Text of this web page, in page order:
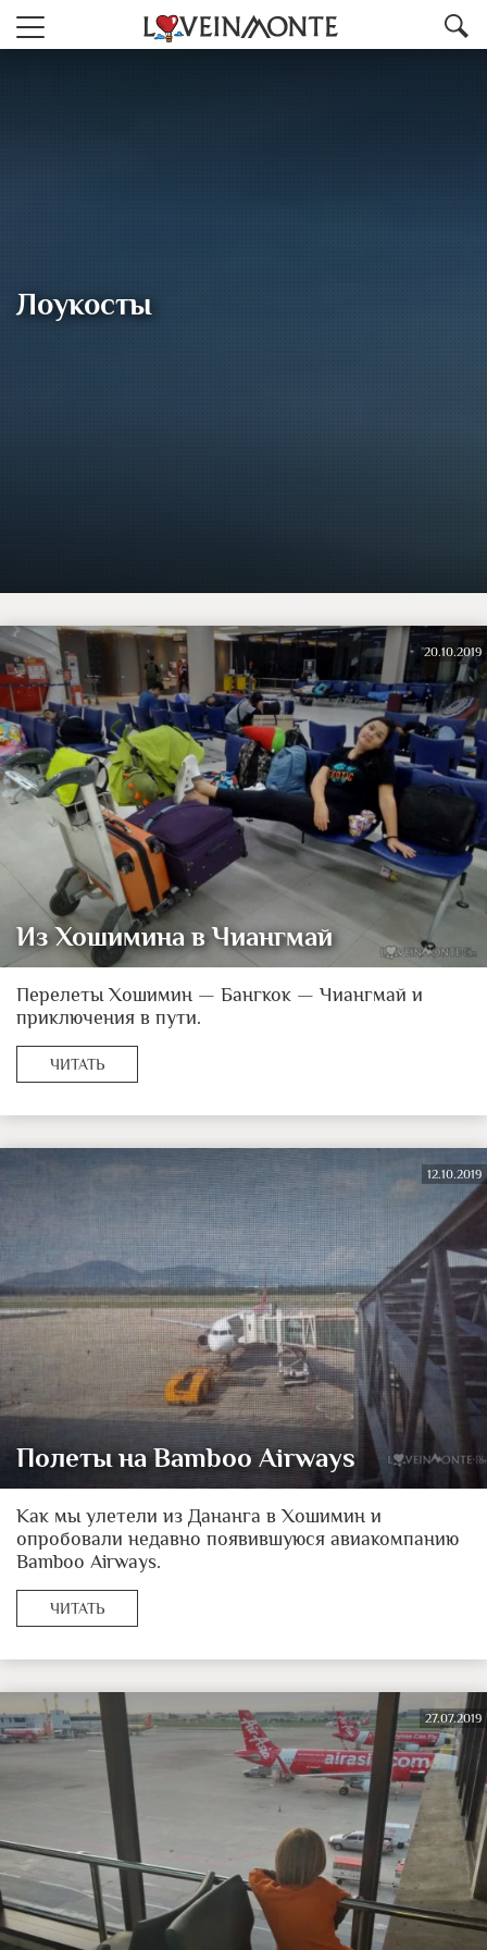
Лоукосты
20.10.2019
Из Хошимина в Чиангмай
Перелеты Хошимин — Бангкок — Чиангмай и
приключения в пути.
ЧИТАТЬ
12.10.2019
Полеты на Bamboo Airways
Как мы улетели из Дананга в Хошимин и
опробовали недавно появившуюся авиакомпанию
Bamboo Airways.
ЧИТАТЬ
27.07.2019